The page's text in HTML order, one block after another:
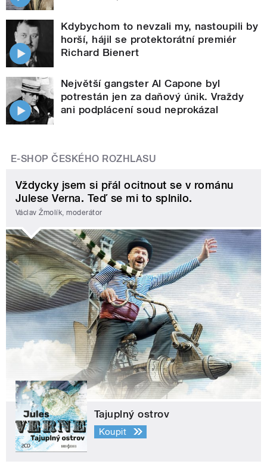
Kdybychom to nevzali my, nastoupili by
horší, hájil se protektorátní premiér
Richard Bienert
Největší gangster Al Capone byl
potrestán jen za daňový únik. Vraždy
ani podplácení soud neprokázal
E-SHOP ČESKÉHO ROZHLASU
Vždycky jsem si přál ocitnout se v románu
Julese Verna. Teď se mi to splnilo.
Václav Žmolík, moderátor
Tajuplný ostrov
Koupit